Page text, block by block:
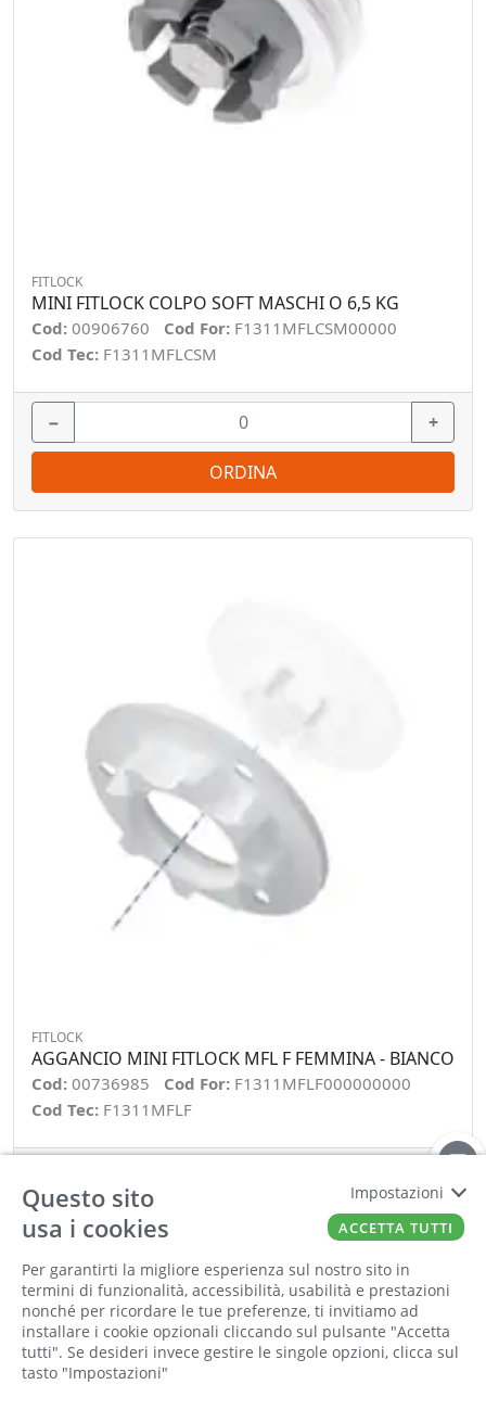
Informiamo la nostra clientela che saremo
chiusi per la pausa estiva dall'8 al 23 agosto
compresi. Tutti gli ordini online ricevuti
durante la chiusura saranno elaborati a partire
dal 24 agosto
FITLOCK
MINI FITLOCK COLPO SOFT MASCHI O 6,5 KG
Cod: 00906760 Cod For: F1311MFLCSM00000
Cod Tec: F1311MFLCSM
− +
ORDINA
FITLOCK
AGGANCIO MINI FITLOCK MFL F FEMMINA - BIANCO
Cod: 00736985 Cod For: F1311MFLF000000000
Cod Tec: F1311MFLF
Questo sito
usa i cookies
Per garantirti la migliore esperienza sul nostro sito in
termini di funzionalità, accessibilità, usabilità e prestazioni
nonché per ricordare le tue preferenze, ti invitiamo ad
installare i cookie opzionali cliccando sul pulsante "Accetta
tutti". Se desideri invece gestire le singole opzioni, clicca sul
tasto "Impostazioni"
Impostazioni
ACCETTA TUTTI